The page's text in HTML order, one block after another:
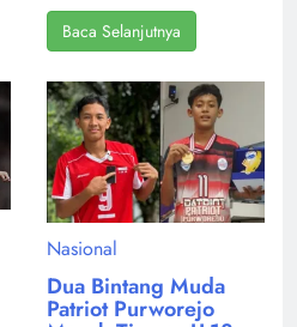
Baca Selanjutnya
Nasional
Dua Bintang Muda
Patriot Purworejo